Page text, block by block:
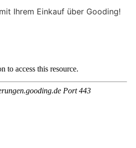
Ihrem Einkauf über Gooding!